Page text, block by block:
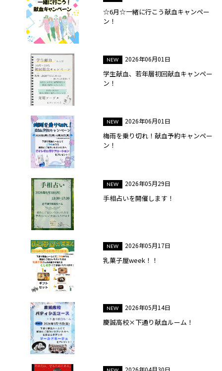
☆6月☆一緒に行こう献血キャンペー
ン！
2026年06月01日
学生献血、若年層初回献血キャンペー
ン！
2026年06月01日
梅雨を乗り切れ！献血予約キャンペー
ン！
2026年05月29日
手相占いを開催します！
2026年05月17日
乳菓子屋week！！
2026年05月14日
慶誠高校×下通り献血ルーム！
2026年04月30日